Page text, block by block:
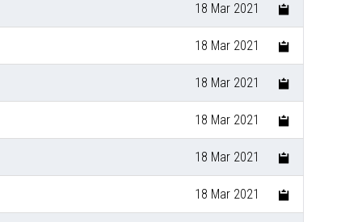
18 Mar 2021
18 Mar 2021
18 Mar 2021
18 Mar 2021
18 Mar 2021
18 Mar 2021